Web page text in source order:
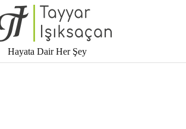
Hayata Dair Her Şey